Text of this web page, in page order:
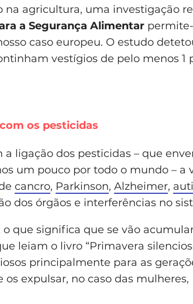
na agricultura, uma investigação
a Segurança Alimentar
caso europeu. O estudo
vestígios de pelo menos 1
os pesticidas
a ligação dos pesticidas – que
um pouco por todo o mundo – a
cancro, Parkinson, Alzheimer,
dos órgãos e interferências no
que significa que se vão
leiam o livro “Primavera
principalmente para as
os expulsar, no caso das